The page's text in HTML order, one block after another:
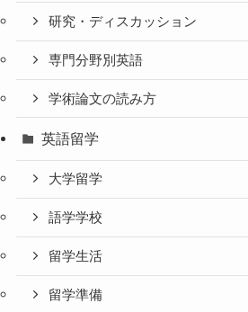
研究・ディスカッション
専門分野別英語
学術論文の読み方
英語留学
大学留学
語学学校
留学生活
留学準備